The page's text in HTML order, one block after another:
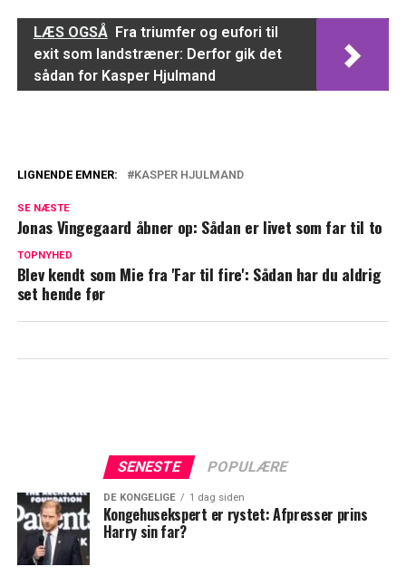
LÆS OGSÅ Fra triumfer og eufori til
exit som landstræner: Derfor gik det
sådan for Kasper Hjulmand
skilsmisse: Nu deler Kasper Hjulmand
glædeligt nyt
Kasper Hjulmand trak sig tilbage: Nu
deler han nyt
LIGNENDE EMNER: KASPER HJULMAND
SE NÆSTE
Jonas Vingegaard åbner op: Sådan er livet som far til to
TOPNYHED
Blev kendt som Mie fra 'Far til fire': Sådan har du aldrig
set hende før
SENESTE POPULÆRE
DE KONGELIGE 1 dag siden
Kongehusekspert er rystet: Afpresser prins
Harry sin far?